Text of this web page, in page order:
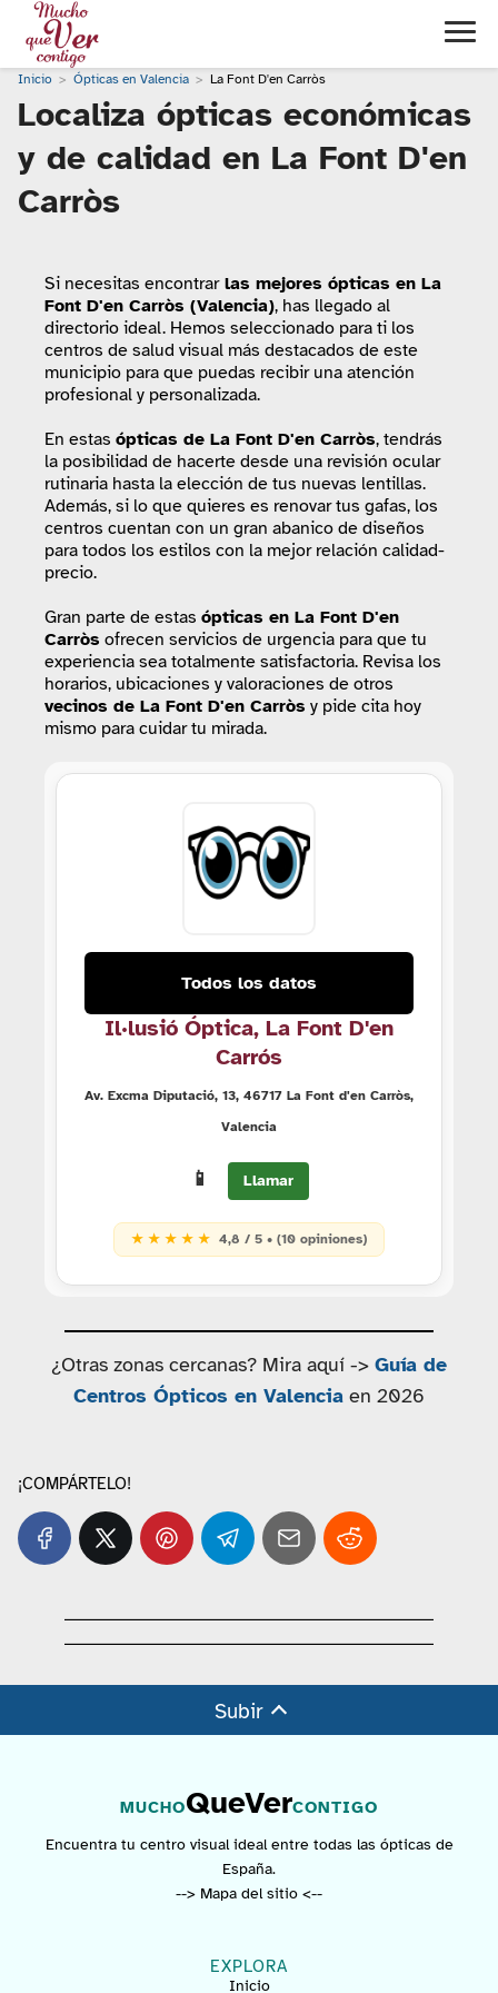
Inicio Ópticas en Valencia La Font D'en Carròs
Localiza ópticas económicas
y de calidad en La Font D'en
Carròs
Si necesitas encontrarlas mejores ópticas en La
Font D'en Carròs (Valencia), has llegado al
directorio ideal. Hemos seleccionado para ti los
centros de salud visual más destacados de este
municipio para que puedas recibir una atención
profesional y personalizada.
En estas ópticas de La Font D'en Carròs, tendrás
la posibilidad de hacerte desde una revisión ocular
rutinaria hasta la elección de tus nuevas lentillas.
Además, si lo que quieres es renovar tus gafas, los
centros cuentan con un gran abanico de diseños
para todos los estilos con la mejor relación calidad-
precio.
Gran parte de estas ópticas en La Font D'en
Carròs ofrecen servicios de urgencia para que tu
experiencia sea totalmente satisfactoria. Revisa los
horarios, ubicaciones y valoraciones de otros
vecinos de La Font D'en Carròs y pide cita hoy
mismo para cuidar tu mirada.
Todos los datos
Il·lusió Óptica, La Font D'en
Carrós
Av. Excma Diputació, 13, 46717 La Font d'en Carròs,
Valencia
📱 Llamar
★ ★ ★ ★ ★ 4,8 / 5 • (10 opiniones)
¿Otras zonas cercanas? Mira aquí -> Guía de
Centros Ópticos en Valencia en 2026
¡COMPÁRTELO!
Subir
MUCHOQueVerCONTIGO
Encuentra tu centro visual ideal entre todas las ópticas de
España.
--> Mapa del sitio <--
EXPLORA
Inicio